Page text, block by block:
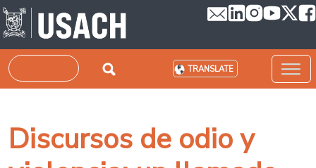
Skip to main content
Search TRANSLATE
Discursos de odio y